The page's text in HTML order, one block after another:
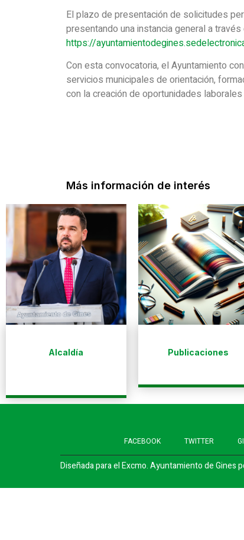
El plazo de presentación de solicitudes
presentando una instancia general a
https://
Con esta convocatoria, el Ayuntamiento
servicios municipales de orientación,
con la creación de oportunidades
Más información de interés
Alcaldía Publicaciones
FACEBOOK TWITTER
Diseñada para el Excmo. Ayuntamiento de Gines